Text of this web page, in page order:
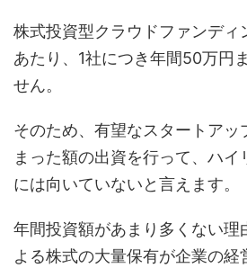
株式投資型クラウドファンディ
あたり、1社につき年間50万円
せん。
そのため、有望なスタートアッ
まった額の出資を行って、ハ
には向いていないと言えます。
年間投資額があまり多くない理
よる株式の大量保有が企業の経